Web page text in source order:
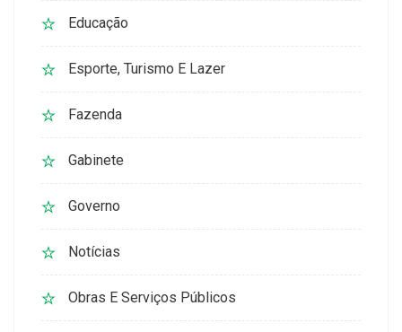
Educação
Esporte, Turismo E Lazer
Fazenda
Gabinete
Governo
Notícias
Obras E Serviços Públicos